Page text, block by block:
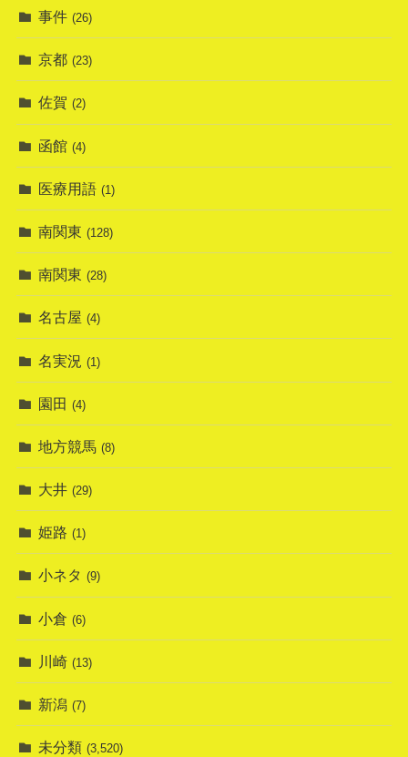
事件 (26)
京都 (23)
佐賀 (2)
函館 (4)
医療用語 (1)
南関東 (128)
南関東 (28)
名古屋 (4)
名実況 (1)
園田 (4)
地方競馬 (8)
大井 (29)
姫路 (1)
小ネタ (9)
小倉 (6)
川崎 (13)
新潟 (7)
未分類 (3,520)